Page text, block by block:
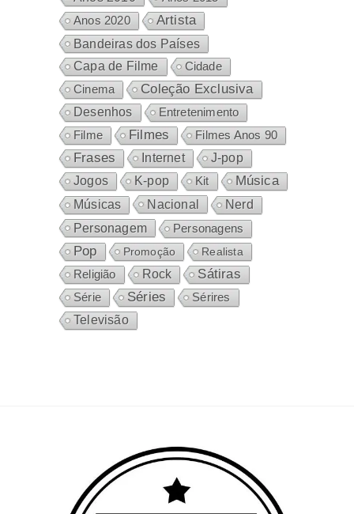
Anos 2020 Artista
Bandeiras dos Países
Capa de Filme
Cidade
Cinema
Coleção Exclusiva
Desenhos
Entretenimento
Filme
Filmes Filmes Anos 90
Frases Internet
J-pop
Jogos
K-pop Kit Música
Músicas Nacional Nerd
Personagem Personagens
Pop Promoção
Realista
Religião
Rock Sátiras
Série Séries
Sérires
Televisão